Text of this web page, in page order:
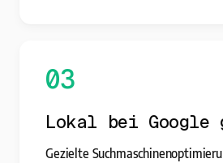
03
Lokal bei Google
Gezielte